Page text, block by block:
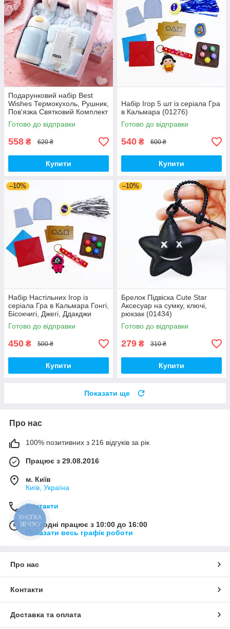
Подарунковий набір Best
Wishes Термокухоль, Рушник,
Пов'язка Святковий Комплект
Блакитний 3 шт (00947)
Готово до відправки
558 ₴ 620 ₴
Купити
Набір Ігор 5 шт із серіала Гра
в Кальмара (01276)
Готово до відправки
540 ₴ 600 ₴
Купити
–10%
Набір Настільних Ігор із
серіала Гра в Кальмара Гонгі,
Бісокчигі, Джегі, Ддакджи
(01311)
Готово до відправки
450 ₴ 500 ₴
Купити
–10%
Брелок Підвіска Cute Star
Аксесуар на сумку, ключі,
рюкзак (01434)
Готово до відправки
279 ₴ 310 ₴
Купити
Показати ще
Про нас
100% позитивних з 216 відгуків за рік
Працює з 29.08.2016
м. Київ
Київ, Україна
Контакти
Сьогодні працює з 10:00 до 16:00
Показати весь графік роботи
Про нас
Контакти
Доставка та оплата
КНОПКА
ЗВ'ЯЗКУ